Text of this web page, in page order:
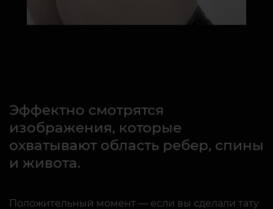
Эффектно смотрятся
изображения, которые
охватывают область ребер, спины
и живота.
Положительный момент — если вы сделали тату